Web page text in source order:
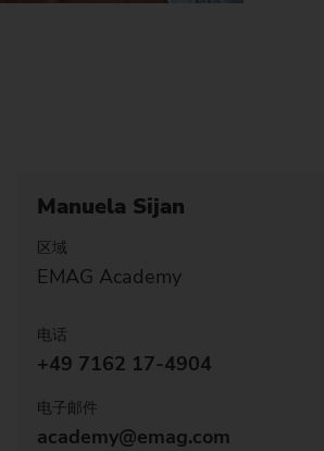
Manuela Sijan
区域
EMAG Academy
电话
+49 7162 17-4904
电子邮件
academy@emag.com